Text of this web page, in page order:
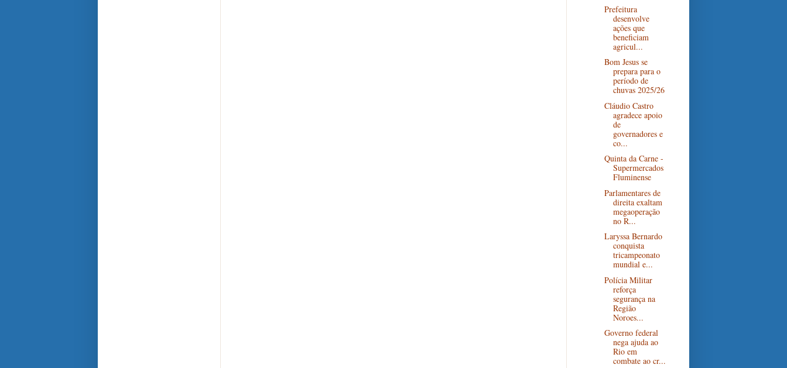
Prefeitura
desenvolve
ações que
beneficiam
agricul...
Bom Jesus se
prepara para o
período de
chuvas 2025/26
Cláudio Castro
agradece apoio
de
governadores e
co...
Quinta da Carne -
Supermercados
Fluminense
Parlamentares de
direita exaltam
megaoperação
no R...
Laryssa Bernardo
conquista
tricampeonato
mundial e...
Polícia Militar
reforça
segurança na
Região
Noroes...
Governo federal
nega ajuda ao
Rio em
combate ao cr...